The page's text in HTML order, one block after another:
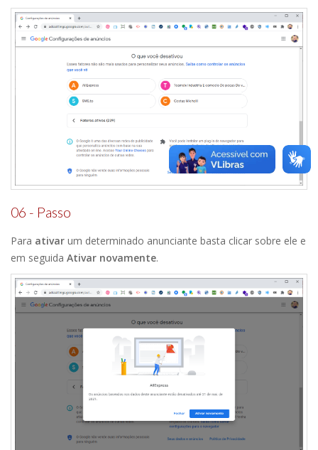
06 - Passo
Para ativar um determinado anunciante basta clicar sobre ele e
em seguida Ativar novamente.